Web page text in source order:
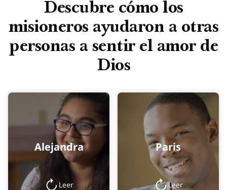
Descubre cómo los
misioneros ayudaron a otras
personas a sentir el amor de
Dios
Alejandra
Leer
Paris
Leer